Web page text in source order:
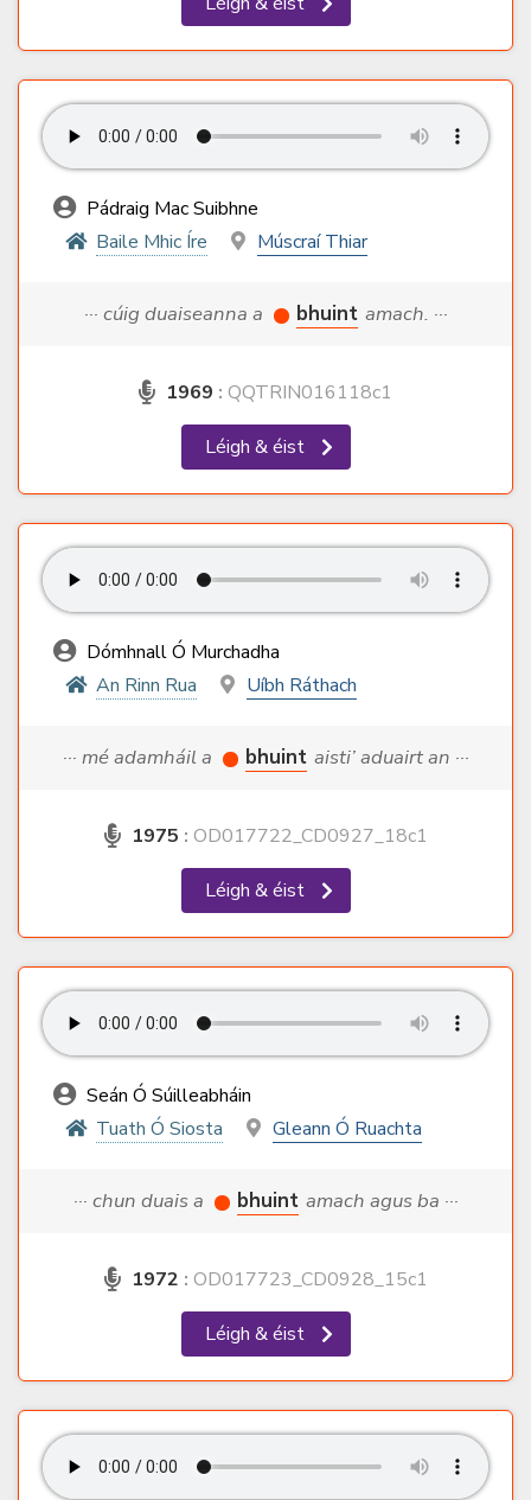
Pádraig Mac Suibhne
Baile Mhic Íre
Múscraí Thiar
··· cúig duaiseanna a bhuint amach. ···
1969 : QQTRIN016118c1
Léigh & éist
Dómhnall Ó Murchadha
An Rinn Rua
Uíbh Ráthach
··· mé adamháil a bhuint aisti’ aduairt an ···
1975 : OD017722_CD0927_18c1
Léigh & éist
Seán Ó Súilleabháin
Tuath Ó Siosta
Gleann Ó Ruachta
··· chun duais a bhuint amach agus ba ···
1972 : OD017723_CD0928_15c1
Léigh & éist